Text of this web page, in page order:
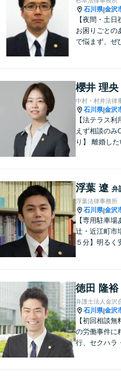
石川県|金沢
【夜間・土日
お困りごとの
で悩まず、ぜ
円(税込））
櫻井 理央
中村・村井法律
石川県|金沢
【法テラス
えず相談のみ
り】 離婚した
浮葉 遼 弁
浮葉法律事務所
石川県|金沢
【専用駐車
辻・近江町
５分】明るく
徳田 隆裕
弁護士法人金沢
石川県|金沢
【初回相談
の労働事件に
行、セクハラ